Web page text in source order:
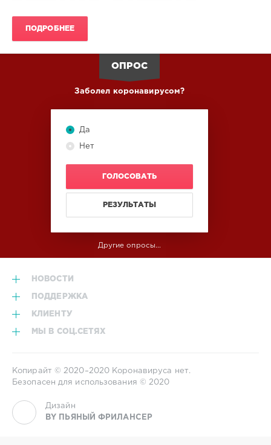
ПОДРОБНЕЕ
ОПРОС
Заболел коронавирусом?
Да
Нет
ГОЛОСОВАТЬ
РЕЗУЛЬТАТЫ
Другие опросы...
НОВОСТИ
ПОДДЕРЖКА
КЛИЕНТУ
МЫ В СОЦ.СЕТЯХ
Копирайт © 2020–2020 Коронавируса нет.
Безопасен для использования © 2020
Дизайн
BY ПЬЯНЫЙ ФРИЛАНСЕР